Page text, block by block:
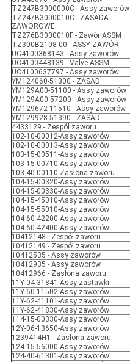
TZ247B3000000C - Assy zaworów
TZ247B3000010C - ZASADA
ZAWOROWE
TZ276B3000010F - Zawór ASSM
TZ300B2108-00 - ASSY ZAWÓR
UC4100368143 - Assy zaworów
UC4100448139 - Valve ASSM
UC4100637797 - Assy zaworów
YM124060-51300 - ZASAD
YM129A00-51100 - Assy zaworów
YM129A00-57200 - Assy zaworów
YM129672-11510 - Assy zaworów
YM129928-51390 - ZASAD
4433129 - Zespół zaworu
102-10-00012-Assy zaworów
102-10-00013-Assy zaworów
103-15-00511-Assy zaworów
103-15-00710-Assy zaworów
103-40-00110-Zasłona zaworu
104-15-00320-Assy zaworów
104-15-00330-Assy zaworów
104-15-45010-Assy zaworów
104-15-55010-Assy zaworów
104-60-42200-Assy zaworów
104-60-42400-Assy zaworów
10412148 - Zespół zaworu
10412149 - Zespół zaworu
10412535 - Assy zaworów
10412935 - Assy zaworów.
10412966 - Zasłona zaworu.
11Y-04-31841-Assy zastawki
11Y-60-11502-Assy zaworów
11Y-62-41101-Assy zaworów
11Y-62-41830-Assy zaworów
114-15-00330-Assy zaworów
12Y-06-13650-Assy zaworów
1239414H1 - Zasłona zaworu
124-15-56000-Assy zaworów
124-40-61301-Assy zaworów